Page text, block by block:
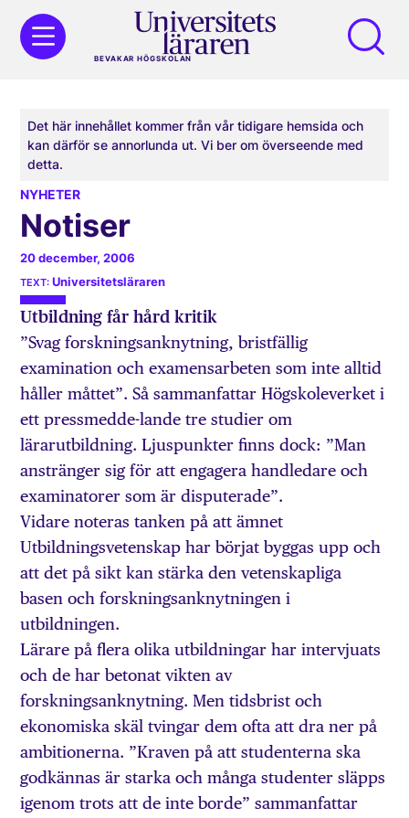
BEVAKAR HÖGSKOLAN
Det här innehållet kommer från vår tidigare hemsida och
kan därför se annorlunda ut. Vi ber om överseende med
detta.
NYHETER
Notiser
20 december, 2006
Universitetsläraren
Utbildning får hård kritik
”Svag forskningsanknytning, bristfällig
examination och examensarbeten som inte alltid
håller måttet”. Så sammanfattar Högskoleverket i
ett pressmedde-lande tre studier om
lärarutbildning. Ljuspunkter finns dock: ”Man
anstränger sig för att engagera handledare och
examinatorer som är disputerade”.
Vidare noteras tanken på att ämnet
Utbildningsvetenskap har börjat byggas upp och
att det på sikt kan stärka den vetenskapliga
basen och forskningsanknytningen i
utbildningen.
Lärare på flera olika utbildningar har intervjuats
och de har betonat vikten av
forskningsanknytning. Men tidsbrist och
ekonomiska skäl tvingar dem ofta att dra ner på
ambitionerna. ”Kraven på att studenterna ska
godkännas är starka och många studenter släpps
igenom trots att de inte borde” sammanfattar